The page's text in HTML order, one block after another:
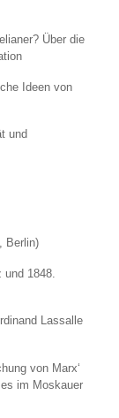
Über die
Ideen von
und
Berlin)
1848.
Lassalle
von Marx‘
im Moskauer